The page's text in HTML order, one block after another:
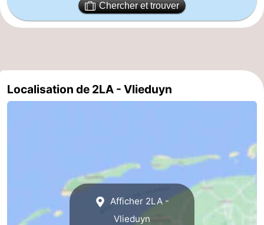
Chercher et trouver
Localisation de 2LA - Vlieduyn
Afficher 2LA -
Vlieduyn